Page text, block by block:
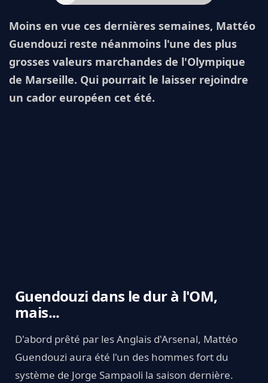
Moins en vue ces dernières semaines, Mattéo
Guendouzi reste néanmoins l'une des plus
grosses valeurs marchandes de l'Olympique
de Marseille. Qui pourrait le laisser rejoindre
un cador européen cet été.
Guendouzi dans le dur à l'OM,
mais...
D'abord prêté par les Anglais d'Arsenal, Mattéo
Guendouzi aura été l'un des hommes fort du
système de Jorge Sampaoli la saison dernière.